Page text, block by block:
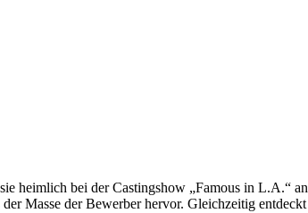
heimlich bei der Castingshow „Famous in L.A.“
Masse der Bewerber hervor. Gleichzeitig